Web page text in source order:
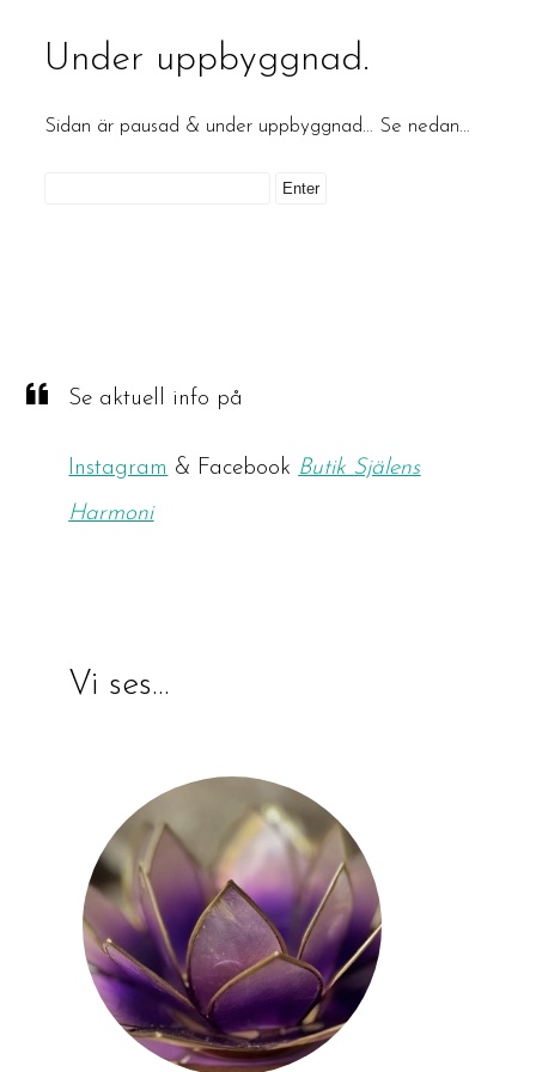
Under uppbyggnad.
Sidan är pausad & under uppbyggnad… Se nedan…
Se aktuell info på
Instagram & Facebook Butik Själens
Harmoni
Vi ses…